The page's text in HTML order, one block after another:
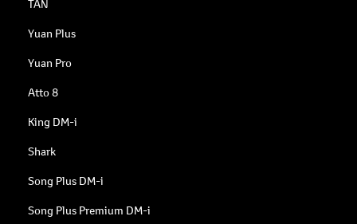
TAN
Yuan Plus
Yuan Pro
Atto 8
King DM-i
Shark
Song Plus DM-i
Song Plus Premium DM-i